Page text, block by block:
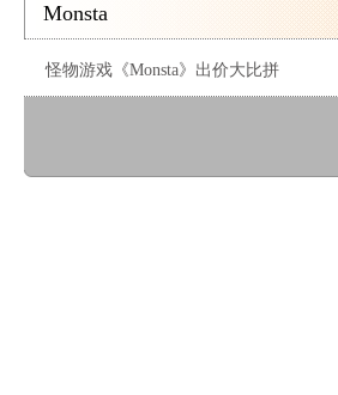
Monsta
怪物游戏《Monsta》出价大比拼